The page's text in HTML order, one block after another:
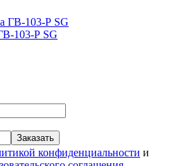
103-Р SG
конфиденциальности и